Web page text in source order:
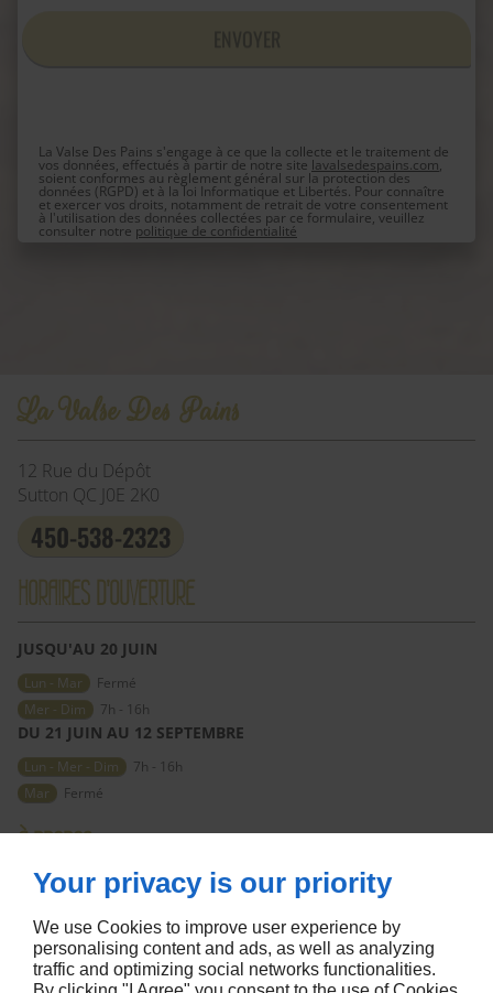
La Valse Des Pains s'engage à ce que la collecte et le traitement de
vos données, effectués à partir de notre site lavalsedespains.com,
soient conformes au règlement général sur la protection des
données (RGPD) et à la loi Informatique et Libertés. Pour connaître
et exercer vos droits, notamment de retrait de votre consentement
à l'utilisation des données collectées par ce formulaire, veuillez
consulter notre politique de confidentialité
La Valse Des Pains
12 Rue du Dépôt
Sutton QC J0E 2K0
450-538-2323
HORAIRES D'OUVERTURE
JUSQU'AU 20 JUIN
Lun - Mar
Fermé
Mer - Dim
7h - 16h
DU 21 JUIN AU 12 SEPTEMBRE
Lun - Mer - Dim
7h - 16h
Mar
Fermé
À PROPOS
Nous contacter
Politique de Confidentialité
SUIVEZ NOUS
Your privacy is our priority
We use Cookies to improve user experience by
personalising content and ads, as well as analyzing
traffic and optimizing social networks functionalities.